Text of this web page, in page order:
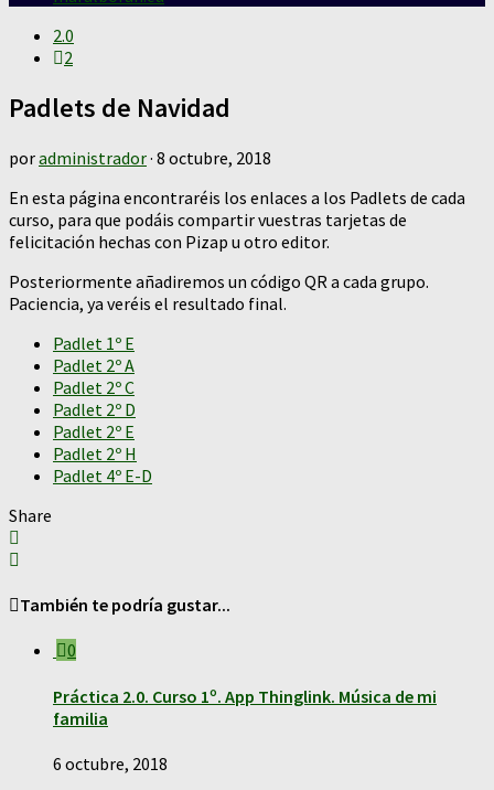
2.0
2
Padlets de Navidad
poradministrador· 8 octubre, 2018
En esta página encontraréis los enlaces a los Padlets de cada
curso, para que podáis compartir vuestras tarjetas de
felicitación hechas con Pizap u otro editor.
Posteriormente añadiremos un código QR a cada grupo.
Paciencia, ya veréis el resultado final.
Padlet 1º E
Padlet 2º A
Padlet 2º C
Padlet 2º D
Padlet 2º E
Padlet 2º H
Padlet 4º E-D
Share
También te podría gustar...
0
Práctica 2.0. Curso 1º. App Thinglink. Música de mi
familia
6 octubre, 2018